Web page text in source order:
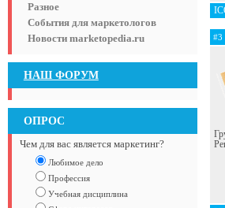
Разное
События для маркетологов
Новости marketopedia.ru
НАШ ФОРУМ
ОПРОС
Чем для вас является маркетинг?
Любимое дело
Профессия
Учебная дисциплина
#3